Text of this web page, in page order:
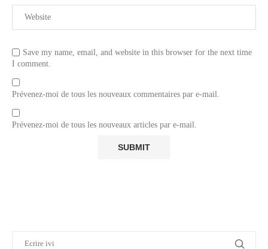
Save my name, email, and website in this browser for the next time
I comment.
Prévenez-moi de tous les nouveaux commentaires par e-mail.
Prévenez-moi de tous les nouveaux articles par e-mail.